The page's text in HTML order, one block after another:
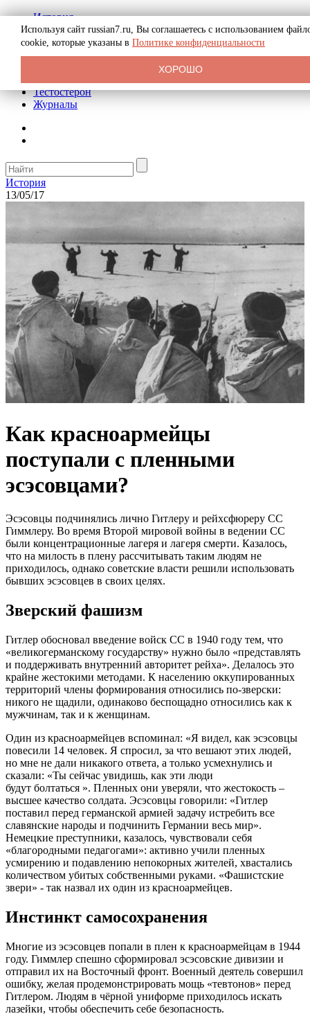
История
Биография
Криминал
Реклама на сайте
Тестостерон
Журналы
История
13/05/17
Как красноармейцы
поступали с пленными
эсэсовцами?
Эсэсовцы подчинялись лично Гитлеру и рейхсфюреру СС
Гиммлеру. Во время Второй мировой войны в ведении СС
были концентрационные лагеря и лагеря смерти. Казалось,
что на милость в плену рассчитывать таким людям не
приходилось, однако советские власти решили использовать
бывших эсэсовцев в своих целях.
Зверский фашизм
Гитлер обосновал введение войск СС в 1940 году тем, что
«великогерманскому государству» нужно было «представлять
и поддерживать внутренний авторитет рейха». Делалось это
крайне жестокими методами. К населению оккупированных
территорий члены формирования относились по-зверски:
никого не щадили, одинаково беспощадно относились как к
мужчинам, так и к женщинам.
Один из красноармейцев вспоминал: «Я видел, как эсэсовцы
повесили 14 человек. Я спросил, за что вешают этих людей,
но мне не дали никакого ответа, а только усмехнулись и
сказали: «Ты сейчас увидишь, как эти люди
будут болтаться ». Пленных они уверяли, что жестокость –
высшее качество солдата. Эсэсовцы говорили: «Гитлер
поставил перед германской армией задачу истребить все
славянские народы и подчинить Германии весь мир».
Немецкие преступники, казалось, чувствовали себя
«благородными педагогами»: активно учили пленных
усмирению и подавлению непокорных жителей, хвастались
количеством убитых собственными руками. «Фашистские
звери» - так назвал их один из красноармейцев.
Инстинкт самосохранения
Многие из эсэсовцев попали в плен к красноармейцам в 1944
году. Гиммлер спешно сформировал эсэсовские дивизии и
отправил их на Восточный фронт. Военный деятель совершил
ошибку, желая продемонстрировать мощь «тевтонов» перед
Гитлером. Людям в чёрной униформе приходилось искать
лазейки, чтобы обеспечить себе безопасность.
Используя сайт russian7.ru, Вы соглашаетесь с использованием
cookie, которые указаны в Политике конфиденциальности
ХОРОШО